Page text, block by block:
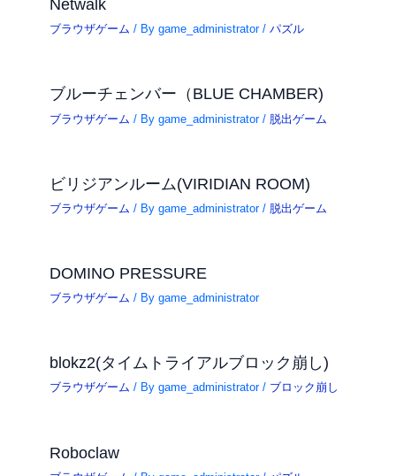
Netwalk
ブラウザゲーム / Bygame_administrator/パズル
ブルーチェンバー（BLUE CHAMBER)
ブラウザゲーム / Bygame_administrator/ 脱出ゲーム
ビリジアンルーム(VIRIDIAN ROOM)
ブラウザゲーム / Bygame_administrator/ 脱出ゲーム
DOMINO PRESSURE
ブラウザゲーム / Bygame_administrator
blokz2(タイムトライアルブロック崩し)
ブラウザゲーム / Bygame_administrator/ ブロック崩し
Roboclaw